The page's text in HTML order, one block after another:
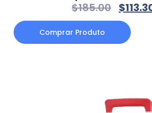
$185.00 $
Comprar Produto